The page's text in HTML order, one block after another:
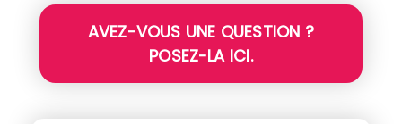
AVEZ-VOUS UNE QUESTION ?
POSEZ-LA ICI.